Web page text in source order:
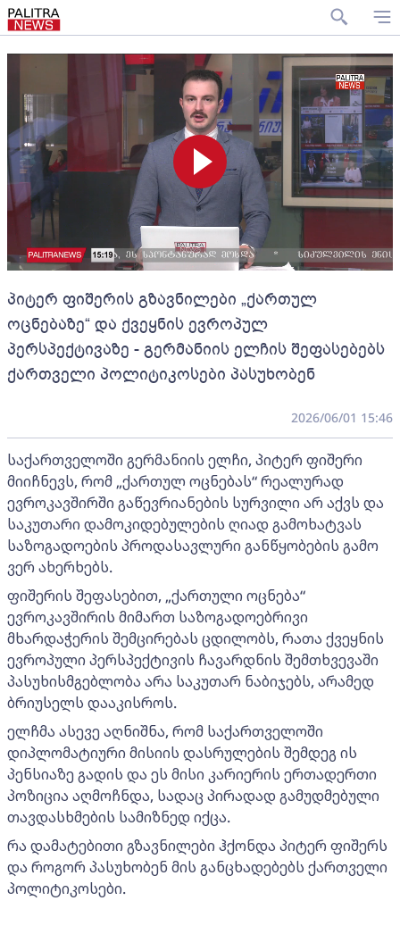
პიტერ ფიშერის გზავნილები „ქართულ
ოცნებაზე“ და ქვეყნის ევროპულ
პერსპექტივაზე - გერმანიის ელჩის შეფასებებს
ქართველი პოლიტიკოსები პასუხობენ
2026/06/01 15:46
საქართველოში გერმანიის ელჩი, პიტერ ფიშერი
მიიჩნევს, რომ „ქართულ ოცნებას“ რეალურად
ევროკავშირში გაწევრიანების სურვილი არ აქვს და
საკუთარი დამოკიდებულების ღიად გამოხატვას
საზოგადოების პროდასავლური განწყობების გამო
ვერ ახერხებს.
ფიშერის შეფასებით, „ქართული ოცნება“
ევროკავშირის მიმართ საზოგადოებრივი
მხარდაჭერის შემცირებას ცდილობს, რათა ქვეყნის
ევროპული პერსპექტივის ჩავარდნის შემთხვევაში
პასუხისმგებლობა არა საკუთარ ნაბიჯებს, არამედ
ბრიუსელს დააკისროს.
ელჩმა ასევე აღნიშნა, რომ საქართველოში
დიპლომატიური მისიის დასრულების შემდეგ ის
პენსიაზე გადის და ეს მისი კარიერის ერთადერთი
პოზიცია აღმოჩნდა, სადაც პირადად გამუდმებული
თავდასხმების სამიზნედ იქცა.
რა დამატებითი გზავნილები ჰქონდა პიტერ ფიშერს
და როგორ პასუხობენ მის განცხადებებს ქართველი
პოლიტიკოსები.